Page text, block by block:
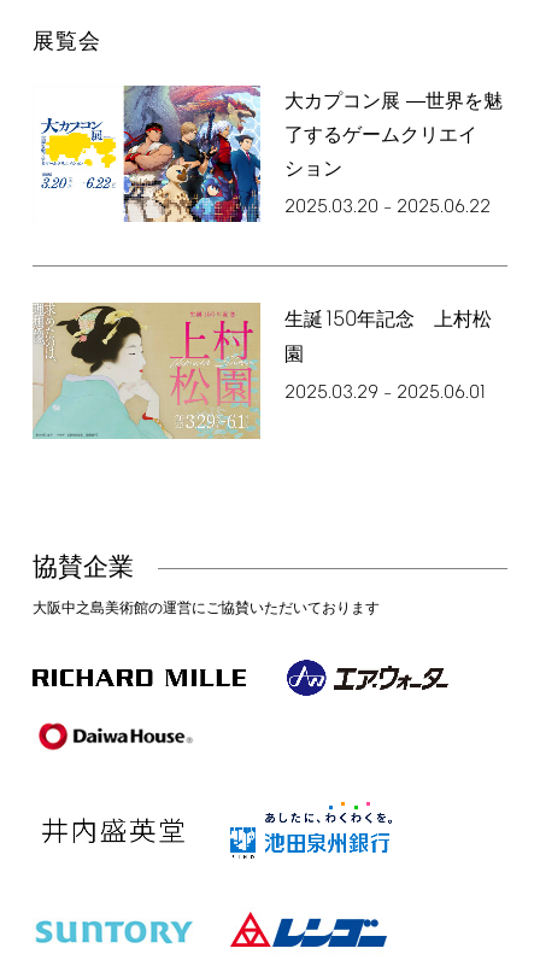
展覧会
大カプコン展 ―世界を魅
了するゲームクリエイ
ション
2025.03.20 – 2025.06.22
生誕 150年記念 上村松
園
2025.03.29– 2025.06.01
協賛企業
大阪中之島美術館の運営にご協賛いただいております